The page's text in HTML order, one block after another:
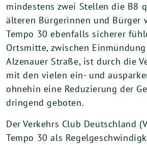
mindestens zwei Stellen die B8
älteren Bürgerinnen und Bürger
Tempo 30 ebenfalls sicherer
Ortsmitte, zwischen
Alzenauer Straße, ist durch die
mit den vielen ein- und
ohnehin eine Reduzierung der
dringend geboten.
Der Verkehrs Club Deutschland
Tempo 30 als